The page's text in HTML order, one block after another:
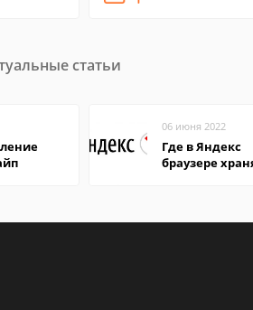
статьи
06 июня 2022
Где в Яндекс
браузере